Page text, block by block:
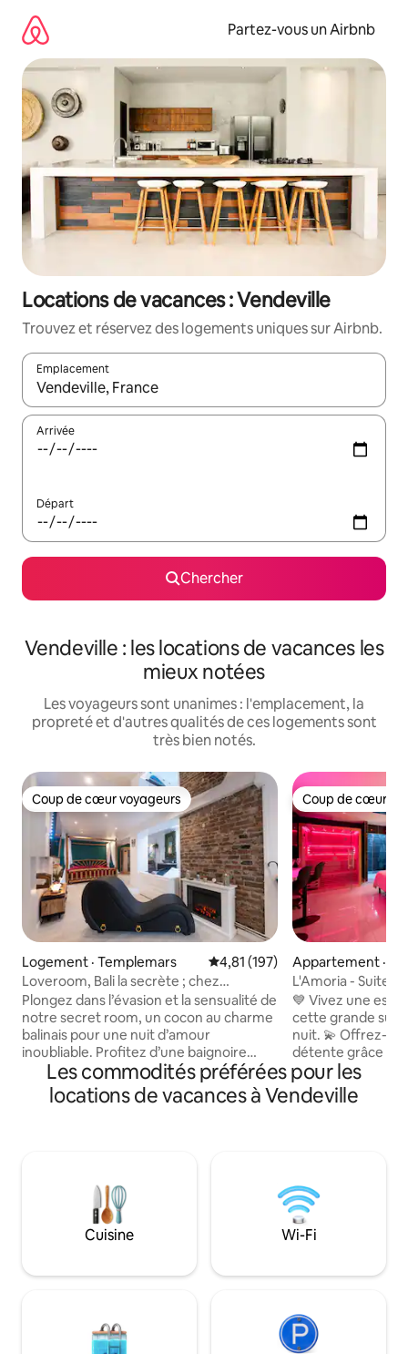
directement
contenu
Partez-vous un Airbnb
Locations de vacances : Vendeville
Trouvez et réservez des logements uniques sur Airbnb.
Emplacement
Quand les résultats sont affichés, parcourez-les en utilisant
Arrivée
Départ
Chercher
Vendeville : les locations de vacances les
mieux notées
Les voyageurs sont unanimes : l'emplacement, la
propreté et d'autres qualités de ces logements sont
très bien notés.
Coup de cœur voyageurs
Coup de cœur voyageurs
Logement · Templemars Note moyenne de 4,81 sur 5,
4,81 (197)
Loveroom, Bali la secrète ; chez
nounours
Plongez dans l’évasion et la sensualité de
notre secret room, un cocon au charme
balinais pour une nuit d’amour
inoubliable. Profitez d’une baignoire
balnéo, d’un sauna relaxant pour des
instants de détente, et laissez libre cours
à vos désirs avec le fauteuil tantra
Calme, exotisme et passion vous
attendent Réservez vite ! netflix inclus.
Coup de cœur
Coup de cœur
Appartement ·
L'Amoria - Suite
Jacuzzi & Sauna
💙 Vivez une
cette grande
nuit. 💫 Offrez-
détente grâce au
sauna chaleureux
italienne
tableaux
lieu idéal pour
inoubliable à
Les commodités préférées pour les
locations de vacances à Vendeville
Cuisine Wi-Fi